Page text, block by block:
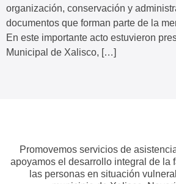
organización, conservación y
documentos que forman parte de la
En este importante acto estuvieron
Municipal de Xalisco, […]
Promovemos servicios de
apoyamos el desarrollo integral de la
las personas en situación